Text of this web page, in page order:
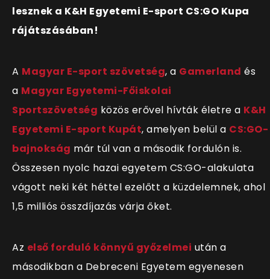
lesznek a K&H Egyetemi E-sport CS:GO Kupa
rájátszásában!
A Magyar E-sport szövetség, a Gamerland és
a Magyar Egyetemi-Főiskolai
Sportszövetség közös erővel hívták életre a K&H
Egyetemi E-sport Kupát, amelyen belül a CS:GO-
bajnokság már túl van a második fordulón is.
Összesen nyolc hazai egyetem CS:GO-alakulata
vágott neki két héttel ezelőtt a küzdelemnek, ahol
1,5 milliós összdíjazás várja őket.
Az első forduló könnyű győzelmei után a
másodikban a Debreceni Egyetem egyenesen